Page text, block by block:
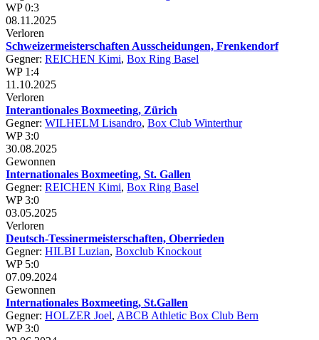
WP 0:3
08.11.2025
Verloren
Schweizermeisterschaften Ausscheidungen, Frenkendorf
Gegner: REICHEN Kimi, Box Ring Basel
WP 1:4
11.10.2025
Verloren
Interantionales Boxmeeting, Zürich
Gegner: WILHELM Lisandro, Box Club Winterthur
WP 3:0
30.08.2025
Gewonnen
Internationales Boxmeeting, St. Gallen
Gegner: REICHEN Kimi, Box Ring Basel
WP 3:0
03.05.2025
Verloren
Deutsch-Tessinermeisterschaften, Oberrieden
Gegner: HILBI Luzian, Boxclub Knockout
WP 5:0
07.09.2024
Gewonnen
Internationales Boxmeeting, St.Gallen
Gegner: HOLZER Joel, ABCB Athletic Box Club Bern
WP 3:0